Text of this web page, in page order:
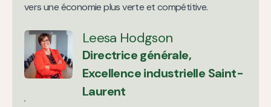
vers une économie plus verte et compétitive.
Leesa Hodgson
Directrice générale,
Excellence industrielle Saint-
Laurent